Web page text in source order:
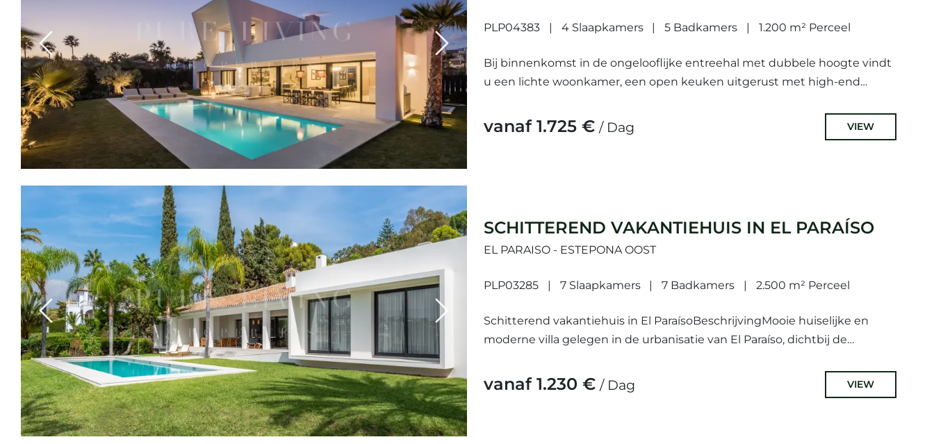
Previous Next
PLP04383 4 Slaapkamers 5 Badkamers 1.200 m² Perceel
Bij binnenkomst in de ongelooflijke entreehal met dubbele hoogte vindt
u een lichte woonkamer, een open keuken uitgerust met high-end
vanaf 1.725 € / Dag VIEW
Previous Next
SCHITTEREND VAKANTIEHUIS IN EL PARAÍSO
EL PARAISO - ESTEPONA OOST
PLP03285 7 Slaapkamers 7 Badkamers 2.500 m² Perceel
Schitterend vakantiehuis in El ParaísoBeschrijvingMooie huiselijke en
moderne villa gelegen in de urbanisatie van El Paraíso, dichtbij de
jaren '70, is...
vanaf 1.230 € / Dag VIEW